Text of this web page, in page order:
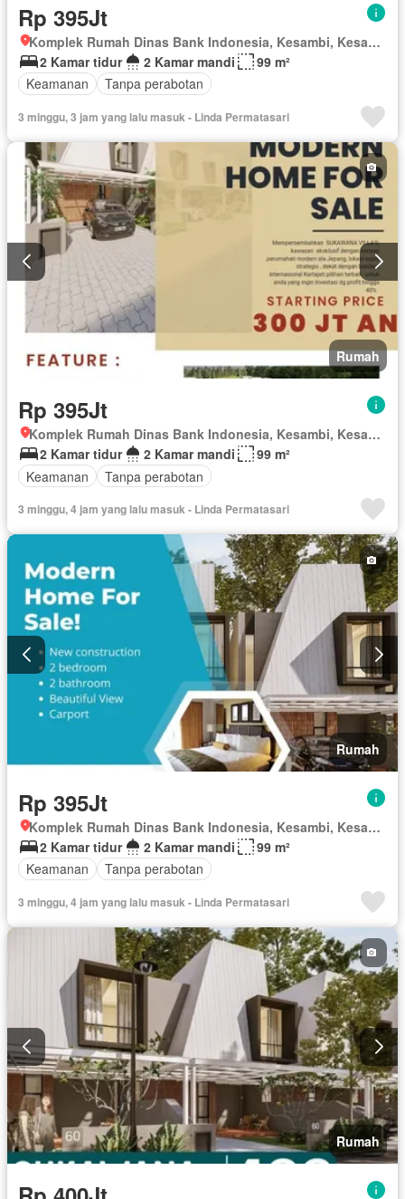
Rp 395Jt
Komplek Rumah Dinas Bank Indonesia, Kesambi, Kesambi, Kota Cirebon, Jawa Barat
2 Kamar tidur
2 Kamar mandi
99 m²
Keamanan
Tanpa perabotan
3 minggu, 3 jam yang lalu masuk - Linda Permatasari
Rumah
Rp 395Jt
Komplek Rumah Dinas Bank Indonesia, Kesambi, Kesambi, Kota Cirebon, Jawa Barat
2 Kamar tidur
2 Kamar mandi
99 m²
Keamanan
Tanpa perabotan
3 minggu, 4 jam yang lalu masuk - Linda Permatasari
Rumah
Rp 395Jt
Komplek Rumah Dinas Bank Indonesia, Kesambi, Kesambi, Kota Cirebon, Jawa Barat
2 Kamar tidur
2 Kamar mandi
99 m²
Keamanan
Tanpa perabotan
3 minggu, 4 jam yang lalu masuk - Linda Permatasari
Rumah